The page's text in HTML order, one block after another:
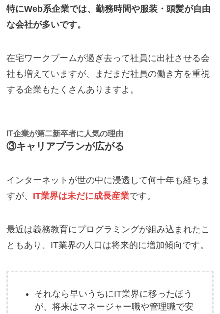
特にWeb系企業では、勤務時間や服装・頭髪が自由
な会社が多いです。
在宅ワークブームが過ぎ去って社員に出社させる会
社も増えていますが、まだまだ社員の働き方を重視
する企業もたくさんありますよ。
IT企業が第二新卒者に人気の理由
③キャリアプランが広がる
インターネットが世の中に浸透して何十年も経ちま
すが、 IT業界は未だに成長産業です。
最近は義務教育にプログラミングが組み込まれたこ
ともあり、IT業界の人口は将来的に増加傾向です。
それなら早いうちにIT業界に移ったほう
が、将来はマネージャー職や管理職で安